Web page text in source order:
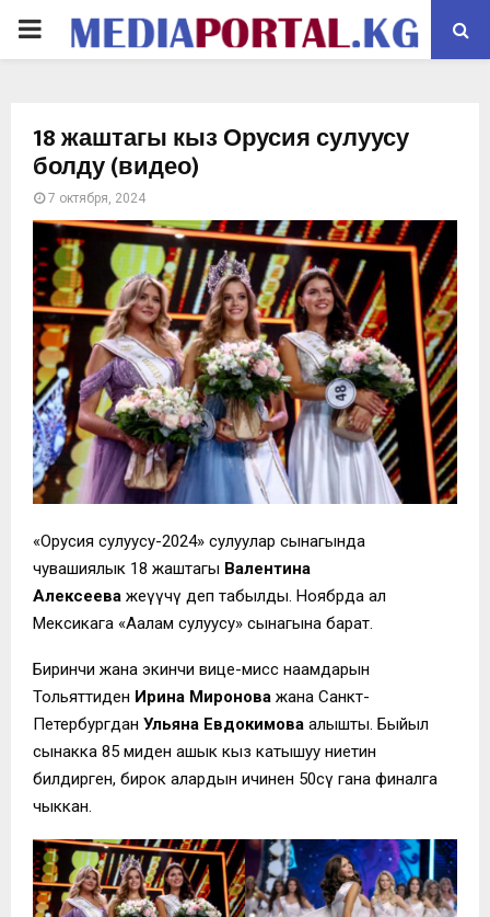
PRIMARY
18 жаштагы кыз Орусия сулуусу
болду (видео)
7 октября, 2024
«Орусия сулуусу-2024» сулуулар сынагында
чувашиялык 18 жаштагы Валентина
Алексеева жеңүүчү деп табылды. Ноябрда ал
Мексикага «Аалам сулуусу» сынагына барат.
Биринчи жана экинчи вице-мисс наамдарын
Тольяттиден Ирина Миронова жана Санкт-
Петербургдан Ульяна Евдокимова алышты. Быйыл
сынакка 85 миңден ашык кыз катышуу ниетин
билдирген, бирок алардын ичинен 50сү гана финалга
чыккан.